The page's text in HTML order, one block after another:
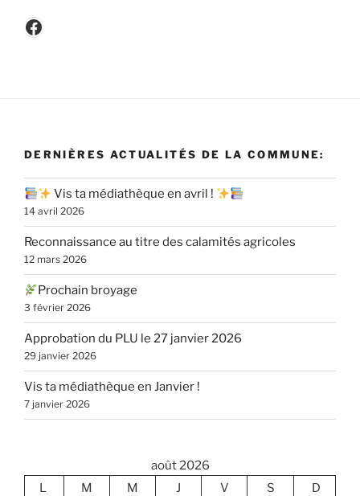
Facebook
DERNIÈRES ACTUALITÉS DE LA COMMUNE:
Vis ta médiathèque en avril !
14 avril 2026
Reconnaissance au titre des calamités agricoles
12 mars 2026
Prochain broyage
3 février 2026
Approbation du PLU le 27 janvier 2026
29 janvier 2026
Vis ta médiathèque en Janvier !
7 janvier 2026
août 2026
L
M M J V S
D